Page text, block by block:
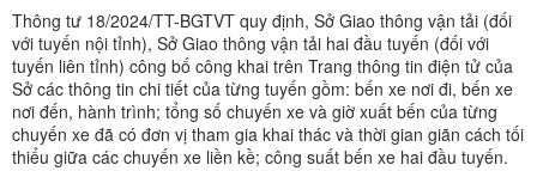
Thông tư 18/2024/TT-BGTVT quy định, Sở Giao thông vận tải (đối
với tuyến nội tỉnh), Sở Giao thông vận tải hai đầu tuyến (đối với
tuyến liên tỉnh) công bố công khai trên Trang thông tin điện tử của
Sở các thông tin chi tiết của từng tuyến gồm: bến xe nơi đi, bến xe
nơi đến, hành trình; tổng số chuyến xe và giờ xuất bến của từng
chuyến xe đã có đơn vị tham gia khai thác và thời gian giãn cách tối
thiểu giữa các chuyến xe liền kề; công suất bến xe hai đầu tuyến.